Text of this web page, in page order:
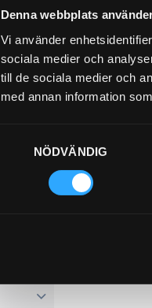
Denna webbplats
Vi använder
sociala medier och
till de sociala medier och
med annan information
NÖDVÄNDIG